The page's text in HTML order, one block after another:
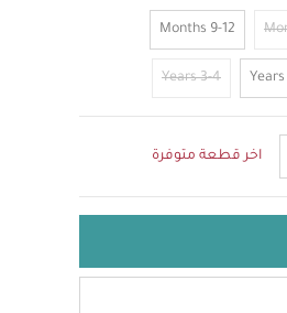
9-12 Months
3-4 Years
اخر قطعة متوفرة